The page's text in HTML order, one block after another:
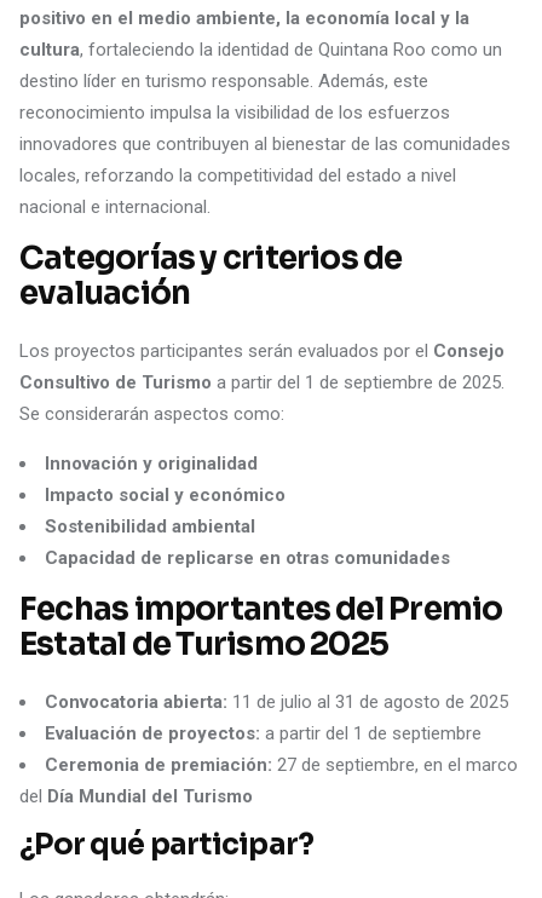
positivo en el medio ambiente, la economía local y la
cultura, fortaleciendo la identidad de Quintana Roo como un
destino líder en turismo responsable. Además, este
reconocimiento impulsa la visibilidad de los esfuerzos
innovadores que contribuyen al bienestar de las comunidades
locales, reforzando la competitividad del estado a nivel
nacional e internacional.
Categorías y criterios de
evaluación
Los proyectos participantes serán evaluados por el Consejo
Consultivo de Turismo a partir del 1 de septiembre de 2025.
Se considerarán aspectos como:
Innovación y originalidad
Impacto social y económico
Sostenibilidad ambiental
Capacidad de replicarse en otras comunidades
Fechas importantes del Premio
Estatal de Turismo 2025
Convocatoria abierta: 11 de julio al 31 de agosto de 2025
Evaluación de proyectos: a partir del 1 de septiembre
Ceremonia de premiación: 27 de septiembre, en el marco
del Día Mundial del Turismo
¿Por qué participar?